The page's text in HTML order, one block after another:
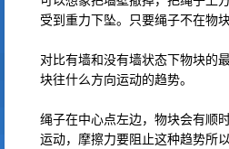
受到重力下坠。只要绳子不在物
对比有墙和没有墙状态下物块的
块往什么方向运动的趋势。
绳子在中心点左边，物块会有顺
运动，摩擦力要阻止这种趋势所以